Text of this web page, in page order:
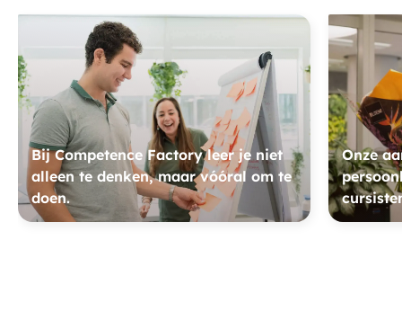
Bij Competence Factory leer je niet
alleen te denken, maar vóóral om te
doen.
Onze